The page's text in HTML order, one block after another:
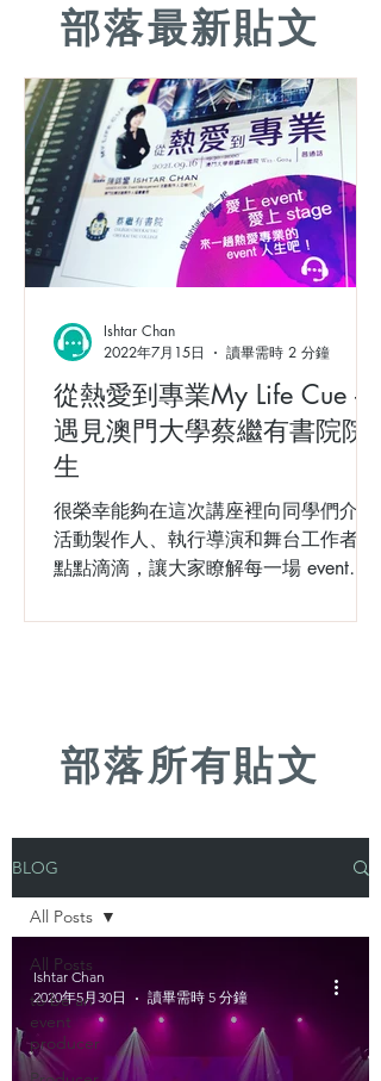
部落最新貼文
從熱愛到專業My Life Cue –
遇見澳門大學蔡繼有書院院
生
很榮幸能夠在這次講座裡向同學們介紹
活動製作人、執行導演和舞台工作者的
點點滴滴，讓大家瞭解每一場 event、
觸動你的神經，愛上 event、愛上 stage
Ishtar Chan
2022年7月15日
讀畢需時 2 分鐘
部落所有貼文
BLOG
All Posts
to be an
event
producer
All Posts
Ishtar Chan
2020年5月30日
讀畢需時 5 分鐘